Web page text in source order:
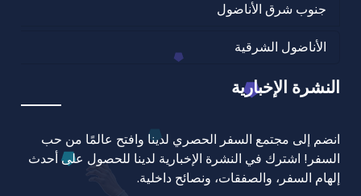
جنوب شرق الأناضول
الأناضول الشرقية
النشرة الإخبارية
انضم إلى مجتمع السفر الحصري لدينا وافتح عالمًا من حب
السفر! اشترك في النشرة الإخبارية لدينا للحصول على أحدث
إلهام السفر، والصفقات، ونصائح داخلية.